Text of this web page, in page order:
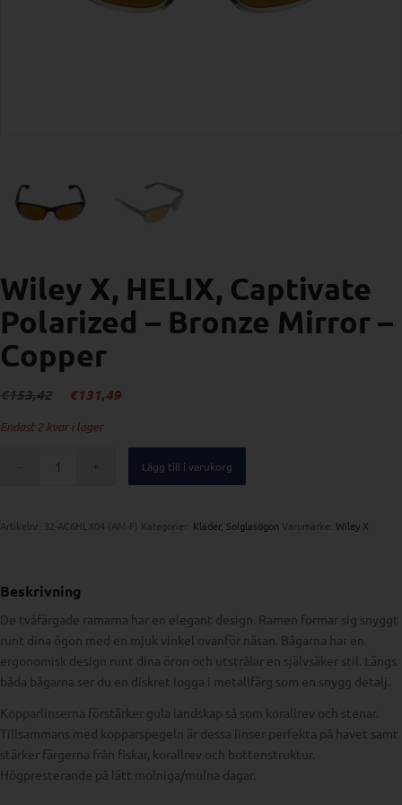
Wiley X, HELIX, Captivate
Polarized – Bronze Mirror –
Copper
€153,42
Det
priset
var:
€131,49Det
€131,49.
Endast 2 kvar i lager
Lägg till i varukorg
Artikelnr: 32-AC6HLX04 (AM-F) Kategorier: Kläder, Solglasögon Varumärke: Wiley X
Beskrivning
De tvåfärgade ramarna har en elegant design. Ramen formar sig snyggt
runt dina ögon med en mjuk vinkel ovanför näsan. Bågarna har en
ergonomisk design runt dina öron och utstrålar en självsäker stil. Längs
båda bågarna ser du en diskret logga i metallfärg som en snygg detalj.
Kopparlinserna förstärker gula landskap så som korallrev och stenar.
Tillsammans med kopparspegeln är dessa linser perfekta på havet samt
stärker färgerna från fiskar, korallrev och bottenstruktur.
Högpresterande på lätt molniga/mulna dagar.